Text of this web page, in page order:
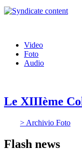
Video
Foto
Audio
Le XIIIème
> Archivio Foto
Flash news